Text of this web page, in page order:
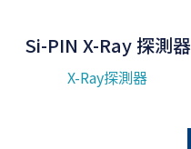
Si-PIN X-Ray 探測器
X-Ray探測器